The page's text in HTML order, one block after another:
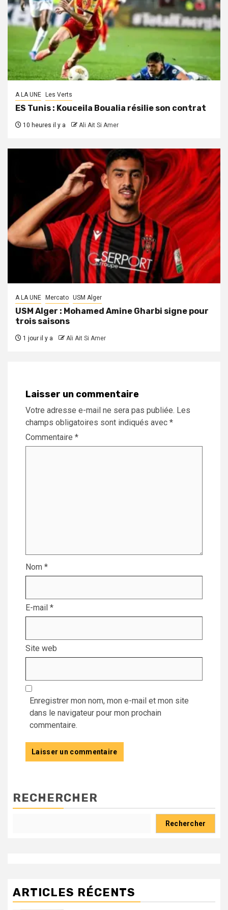
A LA UNE Les Verts
ES Tunis : Kouceila Boualia résilie son contrat
10 heures il y a Ali Ait Si Amer
A LA UNE Mercato USM Alger
USM Alger : Mohamed Amine Gharbi signe pour
trois saisons
1 jour il y a Ali Ait Si Amer
Laisser un commentaire
Votre adresse e-mail ne sera pas publiée. Les
champs obligatoires sont indiqués avec *
Commentaire *
Nom *
E-mail *
Site web
Enregistrer mon nom, mon e-mail et mon site
dans le navigateur pour mon prochain
commentaire.
RECHERCHER
Rechercher
ARTICLES RÉCENTS